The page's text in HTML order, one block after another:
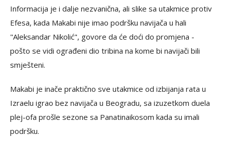
Informacija je i dalje nezvanična, ali slike sa utakmice protiv
Efesa, kada Makabi nije imao podršku navijača u hali
"Aleksandar Nikolić", govore da će doći do promjena -
pošto se vidi ograđeni dio tribina na kome bi navijači bili
smješteni.
Makabi je inače praktično sve utakmice od izbijanja rata u
Izraelu igrao bez navijača u Beogradu, sa izuzetkom duela
plej-ofa prošle sezone sa Panatinaikosom kada su imali
podršku.